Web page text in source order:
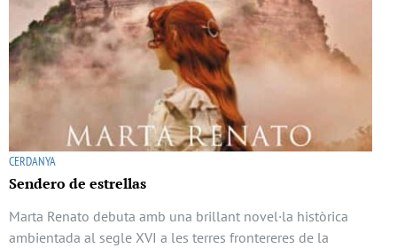
CERDANYA
Sendero de estrellas
Marta Renato debuta amb una brillant novel·la històrica
ambientada al segle XVI a les terres frontereres de la